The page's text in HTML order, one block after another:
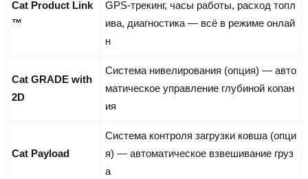
Cat Product Link
™
GPS-трекинг, часы работы, расход топл
ива, диагностика — всё в режиме онлай
н
Cat GRADE with
2D
Система нивелирования (опция) — авто
матическое управление глубиной копан
ия
Cat Payload
Система контроля загрузки ковша (опци
я) — автоматическое взвешивание груз
а